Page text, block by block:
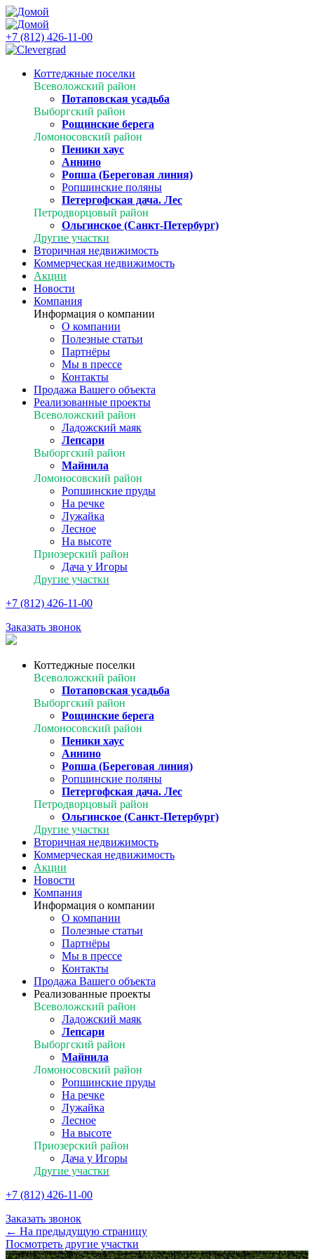
+7 (812) 426-11-00
Коттеджные поселки
Всеволожский район
Потаповская усадьба
Выборгский район
Рощинские берега
Ломоносовский район
Пеники хаус
Аннино
Ропша (Береговая линия)
Ропшинские поляны
Петергофская дача. Лес
Петродворцовый район
Ольгинское (Санкт-Петербург)
Другие участки
Вторичная недвижимость
Коммерческая недвижимость
Акции
Новости
Компания
Информация о компании
О компании
Полезные статьи
Партнёры
Мы в прессе
Контакты
Продажа Вашего объекта
Реализованные проекты
Всеволожский район
Ладожский маяк
Лепсари
Выборгский район
Майнила
Ломоносовский район
Ропшинские пруды
На речке
Лужайка
Лесное
На высоте
Приозерский район
Дача у Игоры
Другие участки
+7 (812) 426-11-00
Заказать звонок
Коттеджные поселки
Всеволожский район
Потаповская усадьба
Выборгский район
Рощинские берега
Ломоносовский район
Пеники хаус
Аннино
Ропша (Береговая линия)
Ропшинские поляны
Петергофская дача. Лес
Петродворцовый район
Ольгинское (Санкт-Петербург)
Другие участки
Вторичная недвижимость
Коммерческая недвижимость
Акции
Новости
Компания
Информация о компании
О компании
Полезные статьи
Партнёры
Мы в прессе
Контакты
Продажа Вашего объекта
Реализованные проекты
Всеволожский район
Ладожский маяк
Лепсари
Выборгский район
Майнила
Ломоносовский район
Ропшинские пруды
На речке
Лужайка
Лесное
На высоте
Приозерский район
Дача у Игоры
Другие участки
+7 (812) 426-11-00
Заказать звонок
← На предыдущую страницу
Посмотреть другие участки